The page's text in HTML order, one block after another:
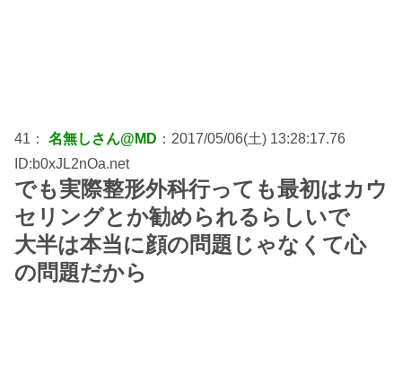
41： 名無しさん@MD ：2017/05/06(土) 13:28:17.76
ID:b0xJL2nOa.net
でも実際整形外科行っても最初はカウ
セリングとか勧められるらしいで
大半は本当に顔の問題じゃなくて心
の問題だから